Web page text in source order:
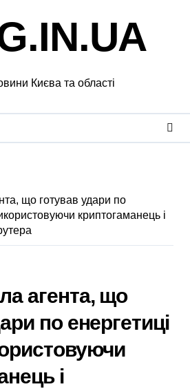
Києва та області
що готував удари по
криптогаманець і
агента, що
по енергетиці
і